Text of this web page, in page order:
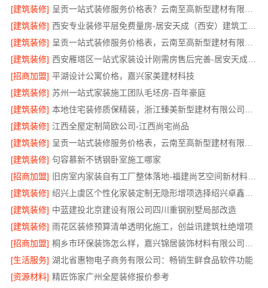
[建筑装修]
[建筑装修]
[建筑装修]
[建筑装修]
西安雁塔区一站式家装设计刚需房售后完善-居安天成（西安）建筑工程有限责任公司
[招商加盟] 平湖设计公寓价格，嘉兴家美建材科技
[建筑装修] 苏州一站式家装施工团队毛坯房-百年豪庭
[建筑装修]
[建筑装修] 江西全屋定制简欧公司-江西尚宅尚品
[建筑装修]
[建筑装修] 句容慕新不锈钢卧室施工哪家
[招商加盟]
旧房室内家装自有工厂整体落地-福建尚艺空间新材料科技有限公司
[建筑装修]
[建筑装修] 中蓝建投北京建设有限公司四川重钢别墅局部改造
[建筑装修] 雨花区装修预算清单透明化施工，创益讯建筑杜绝增项
[招商加盟]
[生活服务] 湖北省惠物电子商务有限公司：畅销生鲜食品软件功能
[资源材料] 精匠饰家广州全屋装修报价参考